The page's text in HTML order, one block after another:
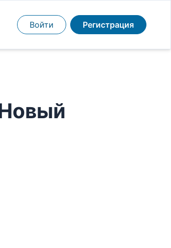
Войти Регистрация